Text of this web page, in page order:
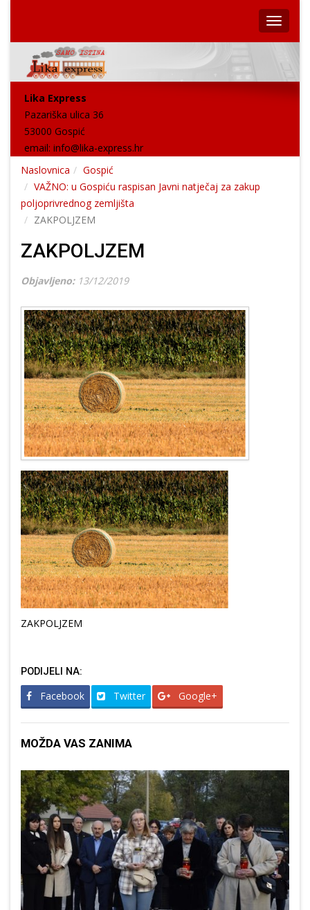
Lika Express
Pazariška ulica 36
53000 Gospić
email: info@lika-express.hr
Naslovnica
Gospić
VAŽNO: u Gospiću raspisan Javni natječaj za zakup
poljoprivrednog zemljišta
ZAKPOLJZEM
ZAKPOLJZEM
Objavljeno: 13/12/2019
ZAKPOLJZEM
PODIJELI NA:
Facebook Twitter Google+
MOŽDA VAS ZANIMA